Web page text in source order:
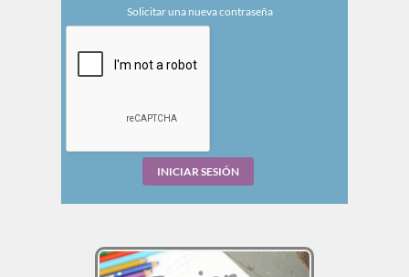
Solicitar una nueva contraseña